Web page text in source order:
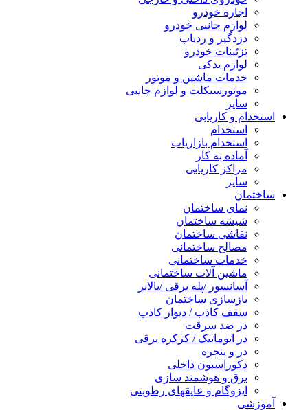
اجاره خودرو
لوازم جانبی خودرو
دزدگیر و ردیاب
تزئینات خودرو
لوازم یدکی
خدمات ماشین و موتور
موتورسیکلت و لوازم جانبی
سایر
استخدام و کاریابی
استخدام
استخدام بازاریاب
آماده به کار
مراکز کاریابی
سایر
ساختمان
نمای ساختمان
شیشه ساختمان
نقاشی ساختمان
مصالح ساختمانی
خدمات ساختمانی
ماشین آلات ساختمانی
آسانسور /پله برقی /بالابر
بازسازی ساختمان
سقف کاذب / دیوار کاذب
در ضد سرقت
در اتوماتیک / کرکره برقی
در و پنجره
دکوراسیون داخلی
برق و هوشمند سازی
ایزوگام و عایقهای رطوبتی
آموزشی